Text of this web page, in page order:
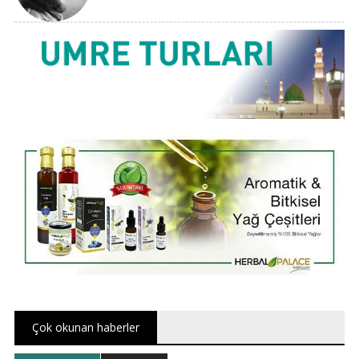
Çok okunan haberler